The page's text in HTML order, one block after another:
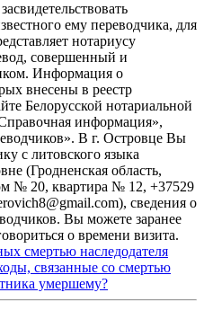
ему переводчика, для
нотариусу
совершенный и
Информация о
внесены в реестр
Белорусской нотариальной
информация»,
В г. Островце Вы
с литовского языка
(Гродненская область,
№ 20, квартира № 12, +37529
сведения о
Вы можете заранее
о времени визита.
смертью наследодателя
связанные со смертью
умершему?